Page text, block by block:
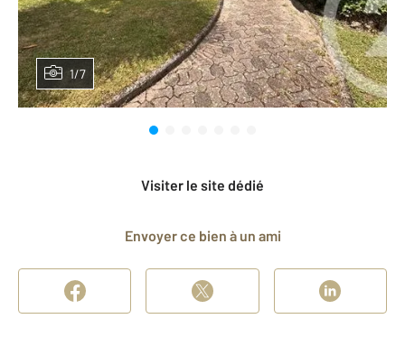
1/7
Visiter le site dédié
Envoyer ce bien à un ami